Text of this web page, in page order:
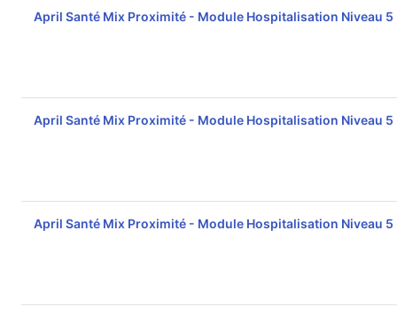
April Santé Mix Proximité - Module Hospitalisation Niveau 5
April Santé Mix Proximité - Module Hospitalisation Niveau 5
April Santé Mix Proximité - Module Hospitalisation Niveau 5